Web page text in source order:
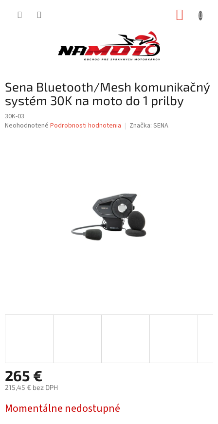
Sena Bluetooth/Mesh komunikačný
systém 30K na moto do 1 prilby
30K-03
Priemerné
Neohodnotené Podrobnosti hodnotenia Značka: SENA
265 €
215,45 € bez DPH
cena:
Momentálne nedostupné